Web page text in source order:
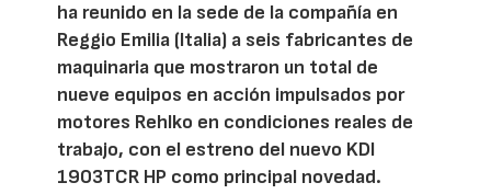
ha reunido en la sede de la compañía en
Reggio Emilia (Italia) a seis fabricantes de
maquinaria que mostraron un total de
nueve equipos en acción impulsados por
motores Rehlko en condiciones reales de
trabajo, con el estreno del nuevo KDI
1903TCR HP como principal novedad.